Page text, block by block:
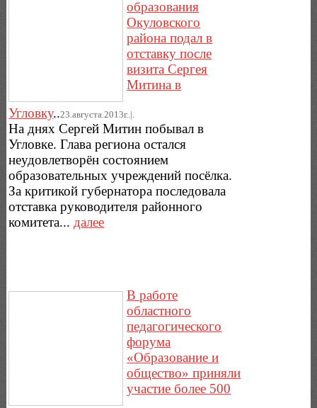
образования
Окуловского
района подал в
отставку после
визита Сергея
Митина в
Угловку..23.августа.2013г..|.
На днях Сергей Митин побывал в
Угловке. Глава региона остался
неудовлетворён состоянием
образовательных учреждений посёлка.
За критикой губернатора последовала
отставка руководителя районного
комитета... далее
В работе
областного
педагогического
форума
«Образование и
общество» приняли
участие более 500